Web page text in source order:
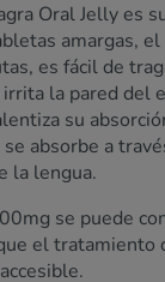
Oral Jelly es
amargas,
es fácil de
la pared del
su
absorbe a
la lengua.
se puede
el tratamiento